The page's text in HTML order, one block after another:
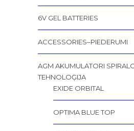
6V GEL BATTERIES
ACCESSORIES–PIEDERUMI
AGM AKUMULATORI
TEHNOLOĢIJA
EXIDE ORBITAL
OPTIMA BLUE TOP